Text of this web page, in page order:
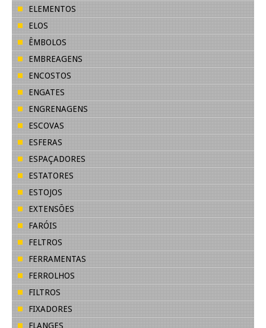
ELEMENTOS
ELOS
ÊMBOLOS
EMBREAGENS
ENCOSTOS
ENGATES
ENGRENAGENS
ESCOVAS
ESFERAS
ESPAÇADORES
ESTATORES
ESTOJOS
EXTENSÕES
FARÓIS
FELTROS
FERRAMENTAS
FERROLHOS
FILTROS
FIXADORES
FLANGES